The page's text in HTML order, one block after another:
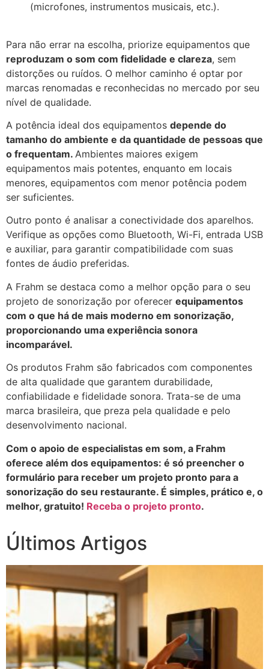
(microfones, instrumentos musicais, etc.).
Para não errar na escolha, priorize equipamentos que
reproduzam o som com fidelidade e clareza, sem
distorções ou ruídos. O melhor caminho é optar por
marcas renomadas e reconhecidas no mercado por seu
nível de qualidade.
A potência ideal dos equipamentos depende do
tamanho do ambiente e da quantidade de pessoas que
o frequentam. Ambientes maiores exigem
equipamentos mais potentes, enquanto em locais
menores, equipamentos com menor potência podem
ser suficientes.
Outro ponto é analisar a conectividade dos aparelhos.
Verifique as opções como Bluetooth, Wi-Fi, entrada USB
e auxiliar, para garantir compatibilidade com suas
fontes de áudio preferidas.
A Frahm se destaca como a melhor opção para o seu
projeto de sonorização por oferecer equipamentos
com o que há de mais moderno em sonorização,
proporcionando uma experiência sonora
incomparável.
Os produtos Frahm são fabricados com componentes
de alta qualidade que garantem durabilidade,
confiabilidade e fidelidade sonora. Trata-se de uma
marca brasileira, que preza pela qualidade e pelo
desenvolvimento nacional.
Com o apoio de especialistas em som, a Frahm
oferece além dos equipamentos: é só preencher o
formulário para receber um projeto pronto para a
sonorização do seu restaurante. É simples, prático e, o
melhor, gratuito! Receba o projeto pronto.
Últimos Artigos